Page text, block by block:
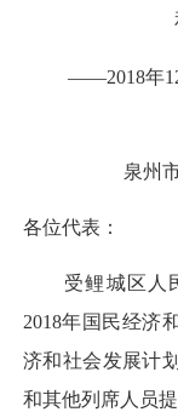
和
——2018年12
泉州市
各位代表：
受鲤城区人民
2018年国民经济
济和社会发展计
和其他列席人员提